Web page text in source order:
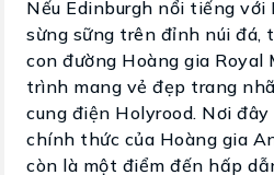
Nếu Edinburgh nổi tiếng với
sừng sững trên đỉnh núi đá,
con đường Hoàng gia Royal
trình mang vẻ đẹp trang
cung điện Holyrood. Nơi
chính thức của Hoàng gia
còn là một điểm đến hấp